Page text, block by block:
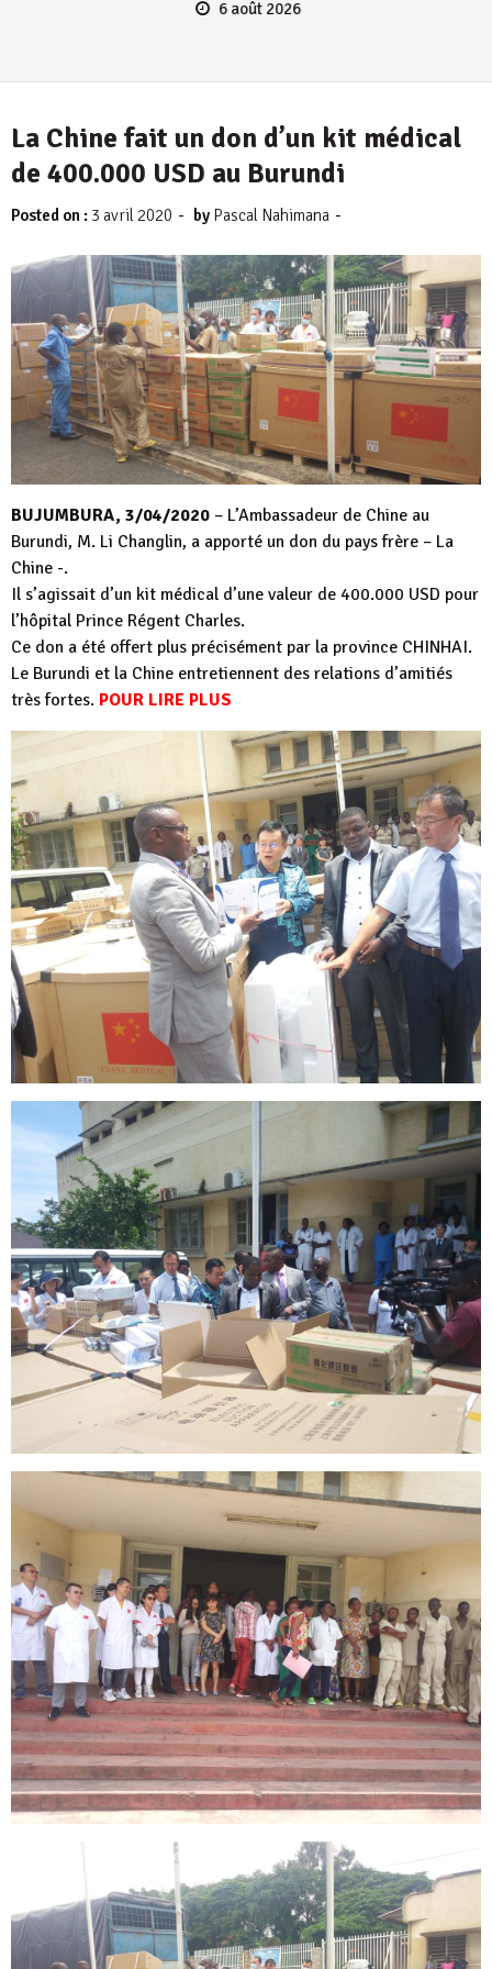
6 août 2026
La Chine fait un don d’un kit médical
de 400.000 USD au Burundi
Posted on : 3 avril 2020 - by Pascal Nahimana -
BUJUMBURA, 3/04/2020 – L’Ambassadeur de Chine au
Burundi, M. Li Changlin, a apporté un don du pays frère – La
Chine -.
Il s’agissait d’un kit médical d’une valeur de 400.000 USD pour
l’hôpital Prince Régent Charles.
Ce don a été offert plus précisément par la province CHINHAI.
Le Burundi et la Chine entretiennent des relations d’amitiés
très fortes. POUR LIRE PLUS